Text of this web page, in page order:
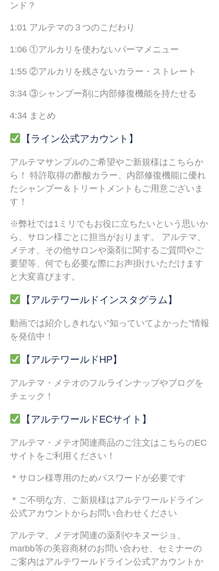
ンド？
1:01 アルテマの３つのこだわり
1:06 ①アルカリを使わないパーマメニュー
1:55 ②アルカリを残さないカラー・ストレート
3:34 ③シャンプー剤に内部修復機能を持たせる
4:34 まとめ
【ライン公式アカウント】
アルテマサンプルのご希望やご新規様はこちらか
ら！ 特許取得の酢酸カラー、内部修復機能に優れ
たシャンプー＆トリートメントもご用意ございま
す！
※弊社では1ミリでもお役に立ちたいという思いか
ら、サロン様ごとに担当がおります。 アルテマ、
メテオ、その他サロンや薬剤に関するご質問やご
要望等、何でも必要な際にお声掛けいただけます
と大変喜びます。
【アルテワールドインスタグラム】
動画では紹介しきれない”知っていてよかった”情報
を発信中！
【アルテワールドHP】
アルテマ・メテオのフルラインナップやブログを
チェック！
【アルテワールドECサイト】
アルテマ・メテオ関連商品のご注文はこちらのEC
サイトをご利用ください！
＊サロン様専用のためパスワードが必要です
＊ご不明な方、ご新規様はアルテワールドライン
公式アカウントからお問い合わせください
アルテマ、メテオ関連の薬剤やキヌージョ、
marbb等の美容商材のお問い合わせ、セミナーの
ご案内はアルテワールドライン公式アカウントか